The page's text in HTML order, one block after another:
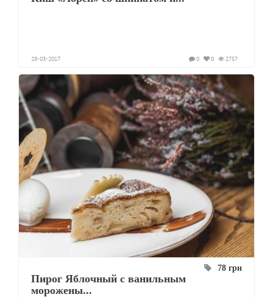
28-03-2017 2757
0
0
78 грн
Пирог Яблочный с ванильным
морожены...